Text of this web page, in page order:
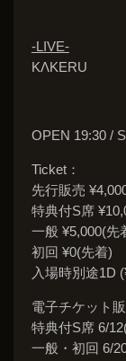
-LIVE-
KΛKERU
OPEN 19:30 /
Ticket：
先行販売
特典付S席
一般 ¥5,000(先
初回 ¥0(先着)
入場時別途1D
電子チケット販
特典付S席 6/
一般・初回 6/